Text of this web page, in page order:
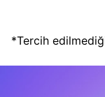
*Tercih